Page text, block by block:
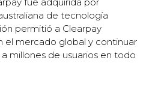
de tecnología
permitió a Clearpay
el mercado global y continuar
millones de usuarios en todo